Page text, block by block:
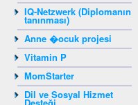
IQ-Netzwerk (Diplomanın
tanınması)
Anne �ocuk projesi
Vitamin P
MomStarter
Dil ve Sosyal Hizmet